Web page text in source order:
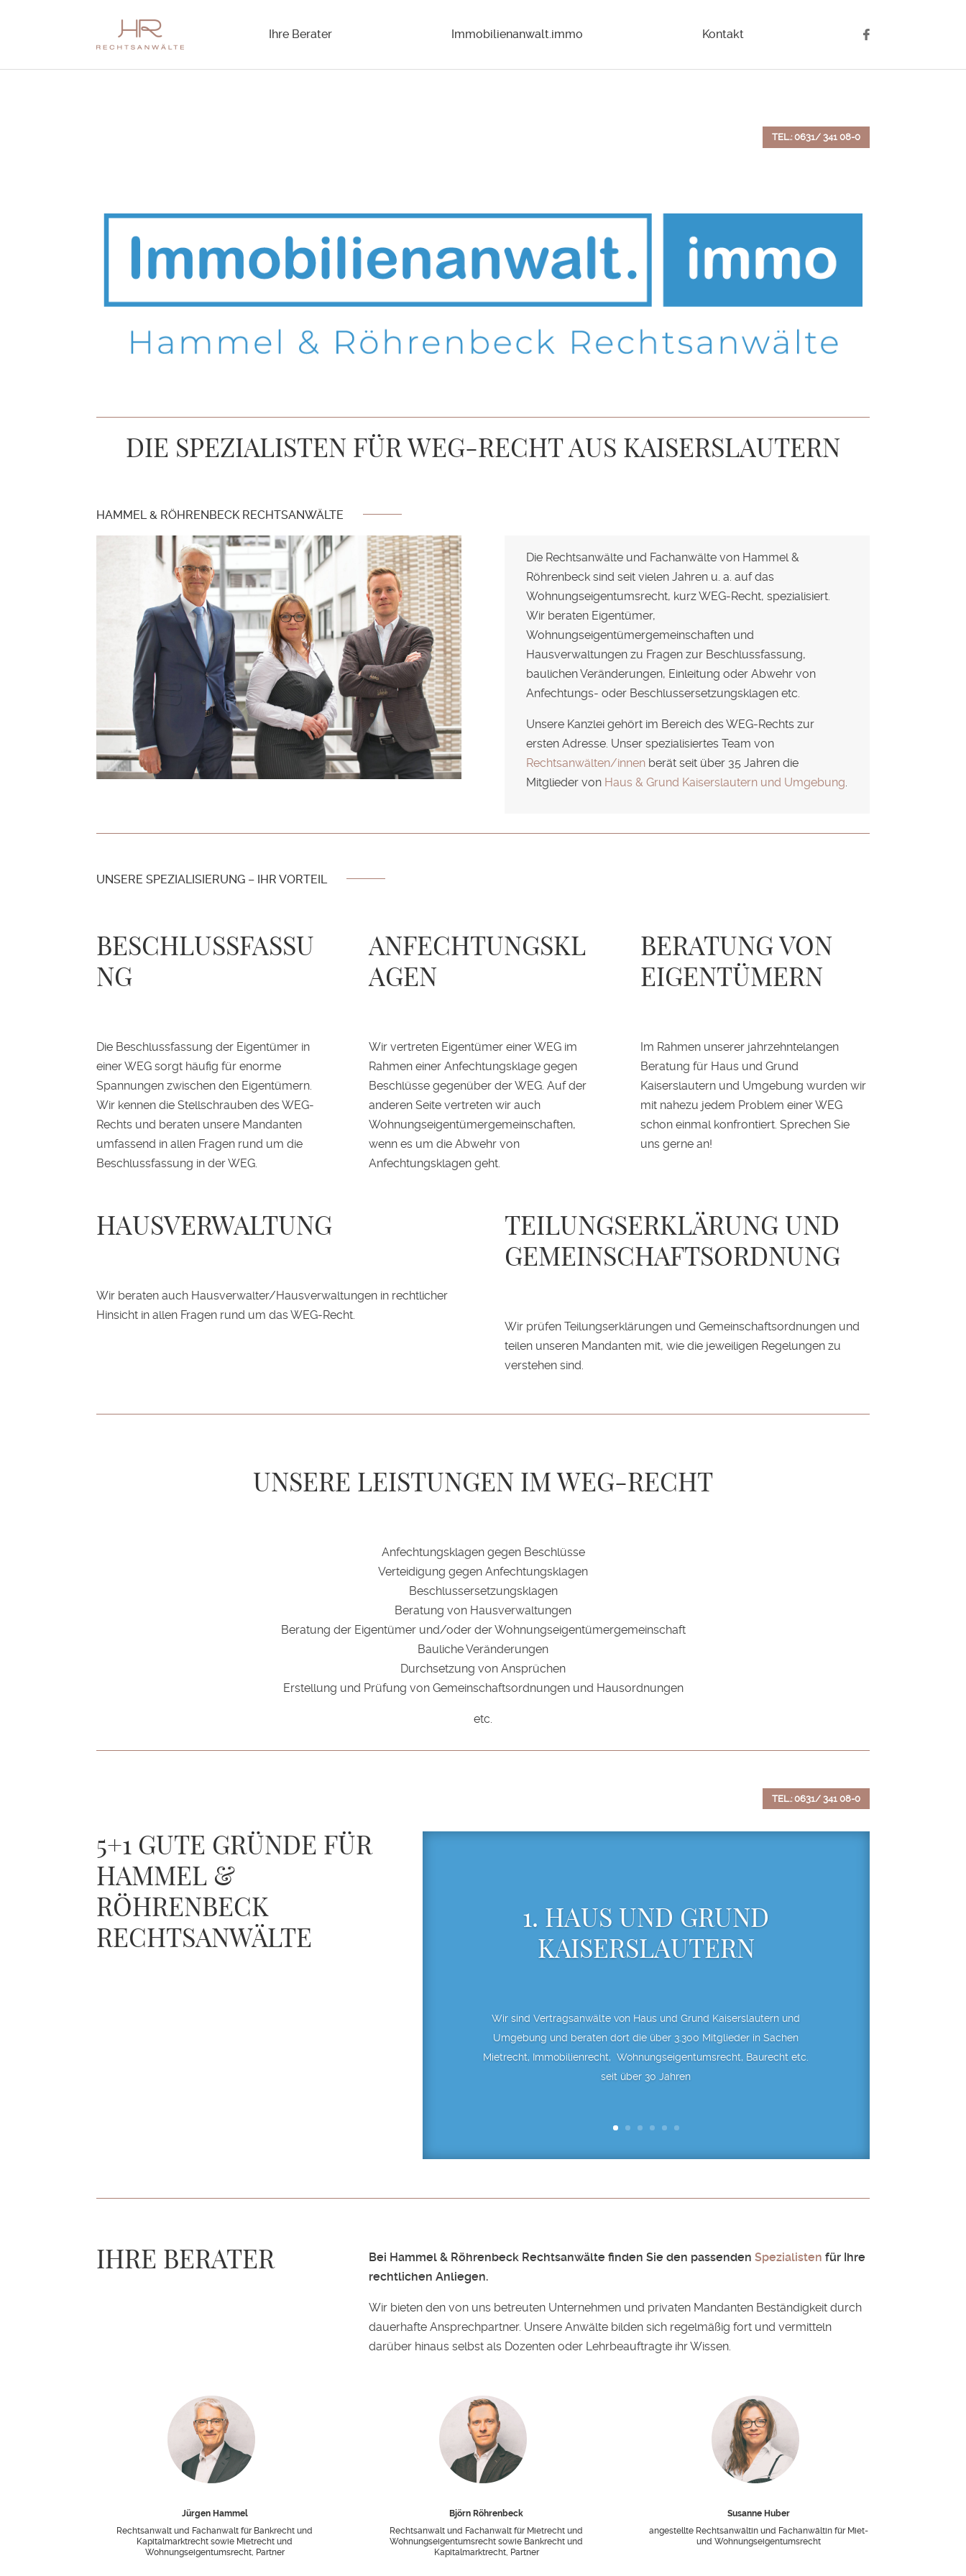
Ihre Berater Immobilienanwalt.immo Kontakt
TEL.: 0631/ 341 08-0
DIE SPEZIALISTEN FÜR WEG-RECHT AUS KAISERSLAUTERN
HAMMEL & RÖHRENBECK RECHTSANWÄLTE
Die Rechtsanwälte und Fachanwälte von Hammel &
Röhrenbeck sind seit vielen Jahren u. a. auf das
Wohnungseigentumsrecht, kurz WEG-Recht, spezialisiert.
Wir beraten Eigentümer,
Wohnungseigentümergemeinschaften und
Hausverwaltungen zu Fragen zur Beschlussfassung,
baulichen Veränderungen, Einleitung oder Abwehr von
Anfechtungs- oder Beschlussersetzungsklagen etc.
Unsere Kanzlei gehört im Bereich des WEG-Rechts zur
ersten Adresse. Unser spezialisiertes Team von
Rechtsanwälten/innenberät seit über 35 Jahren die
Mitglieder von Haus & Grund Kaiserslautern und Umgebung.
UNSERE SPEZIALISIERUNG – IHR VORTEIL
BESCHLUSSFASSU
NG
Die Beschlussfassung der Eigentümer in
einer WEG sorgt häufig für enorme
Spannungen zwischen den Eigentümern.
Wir kennen die Stellschrauben des WEG-
Rechts und beraten unsere Mandanten
umfassend in allen Fragen rund um die
Beschlussfassung in der WEG.
ANFECHTUNGSKL
AGEN
Wir vertreten Eigentümer einer WEG im
Rahmen einer Anfechtungsklage gegen
Beschlüsse gegenüber der WEG. Auf der
anderen Seite vertreten wir auch
Wohnungseigentümergemeinschaften,
wenn es um die Abwehr von
Anfechtungsklagen geht.
BERATUNG VON
EIGENTÜMERN
Im Rahmen unserer jahrzehntelangen
Beratung für Haus und Grund
Kaiserslautern und Umgebung wurden wir
mit nahezu jedem Problem einer WEG
schon einmal konfrontiert. Sprechen Sie
uns gerne an!
HAUSVERWALTUNG
Wir beraten auch Hausverwalter/Hausverwaltungen in rechtlicher
Hinsicht in allen Fragen rund um das WEG-Recht.
TEILUNGSERKLÄRUNG UND
GEMEINSCHAFTSORDNUNG
Wir prüfen Teilungserklärungen und Gemeinschaftsordnungen und
teilen unseren Mandanten mit, wie die jeweiligen Regelungen zu
verstehen sind.
UNSERE LEISTUNGEN IM WEG-RECHT
Anfechtungsklagen gegen Beschlüsse
Verteidigung gegen Anfechtungsklagen
Beschlussersetzungsklagen
Beratung von Hausverwaltungen
Beratung der Eigentümer und/oder der Wohnungseigentümergemeinschaft
Bauliche Veränderungen
Durchsetzung von Ansprüchen
Erstellung und Prüfung von Gemeinschaftsordnungen und Hausordnungen
etc.
TEL.: 0631/ 341 08-0
5+1 GUTE GRÜNDE FÜR
HAMMEL &
RÖHRENBECK
RECHTSANWÄLTE
1. HAUS UND GRUND
KAISERSLAUTERN
Wir sind Vertragsanwälte von Haus und Grund Kaiserslautern und
Umgebung und beraten dort die über 3.300 Mitglieder in Sachen
Mietrecht, Immobilienrecht, Wohnungseigentumsrecht, Baurecht etc.
seit über 30 Jahren
IHRE BERATER Bei Hammel & Röhrenbeck Rechtsanwälte finden Sie den passenden Spezialisten für Ihre
rechtlichen Anliegen.
Wir bieten den von uns betreuten Unternehmen und privaten Mandanten Beständigkeit durch
dauerhafte Ansprechpartner. Unsere Anwälte bilden sich regelmäßig fort und vermitteln
darüber hinaus selbst als Dozenten oder Lehrbeauftragte ihr Wissen.
Jürgen Hammel
Rechtsanwalt und Fachanwalt für Bankrecht und
Kapitalmarktrecht sowie Mietrecht und
Wohnungseigentumsrecht, Partner
Björn Röhrenbeck
Rechtsanwalt und Fachanwalt für Mietrecht und
Wohnungseigentumsrecht sowie Bankrecht und
Kapitalmarktrecht, Partner
Susanne Huber
angestellte Rechtsanwältin und Fachanwältin für Miet-
und Wohnungseigentumsrecht